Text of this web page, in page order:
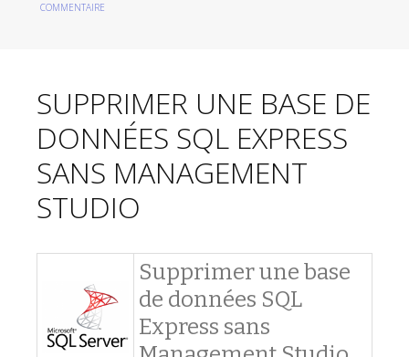
COMMENTAIRE
SUPPRIMER UNE BASE DE
DONNÉES SQL EXPRESS
SANS MANAGEMENT
STUDIO
Supprimer une base
de données SQL
Express sans